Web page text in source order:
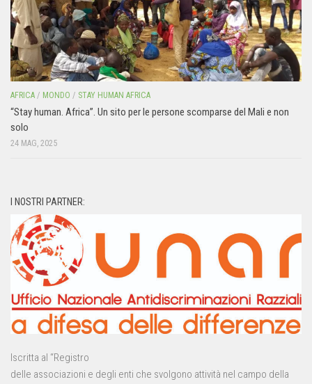
AFRICA / MONDO / STAY HUMAN AFRICA
“Stay human. Africa”. Un sito per le persone scomparse del Mali e non
solo
24 MAG, 2025
I NOSTRI PARTNER:
Iscritta al “Registro
delle associazioni e degli enti che svolgono attività nel campo della